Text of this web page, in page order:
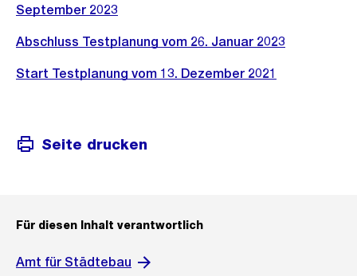
September 2023
Abschluss Testplanung vom 26. Januar 2023
Start Testplanung vom 13. Dezember 2021
Seite drucken
Für diesen Inhalt verantwortlich
Amt für Städtebau